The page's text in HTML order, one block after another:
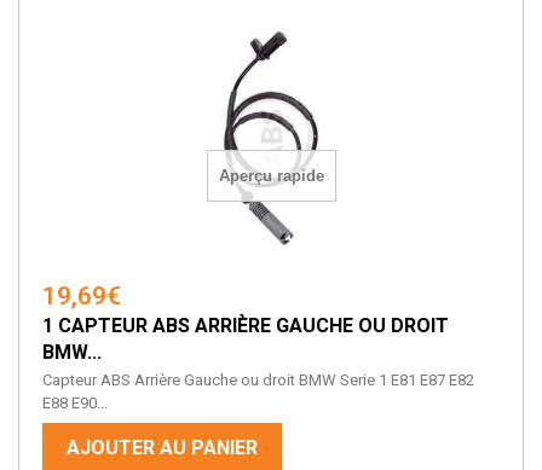
Aperçu rapide
19,69€
1 CAPTEUR ABS ARRIÈRE GAUCHE OU DROIT
BMW...
Capteur ABS Arrière Gauche ou droit BMW Serie 1 E81 E87 E82
E88 E90...
AJOUTER AU PANIER